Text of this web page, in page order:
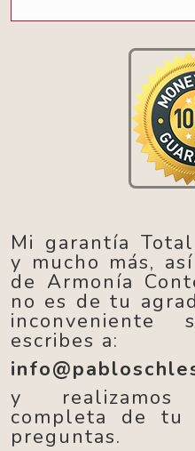
Mi garantía
y mucho más,
de Armonía
no es de tu
inconveniente
escribes a:
y
completa de tu
preguntas.